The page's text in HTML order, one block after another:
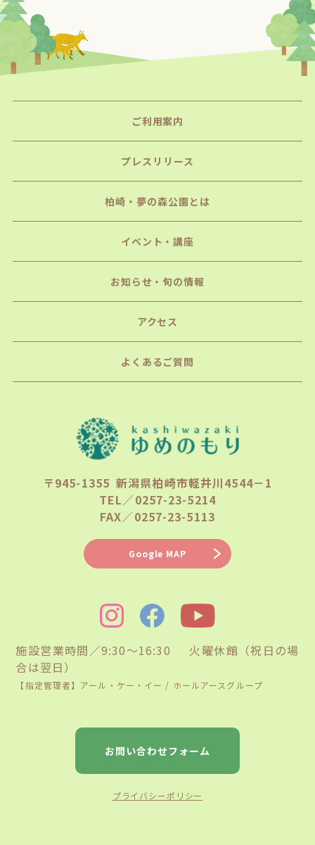
ご利用案内
プレスリリース
柏崎・夢の森公園とは
イベント・講座
お知らせ・旬の情報
アクセス
よくあるご質問
〒945-1355 新潟県柏崎市軽井川4544－1
TEL／0257-23-5214
FAX／0257-23-5113
Google MAP
お問い合わせフォーム
プライバシーポリシー
施設営業時間／9:30〜16:30 火曜休館（祝日の場
合は翌日）
【指定管理者】アール・ケー・イー / ホールアースグループ